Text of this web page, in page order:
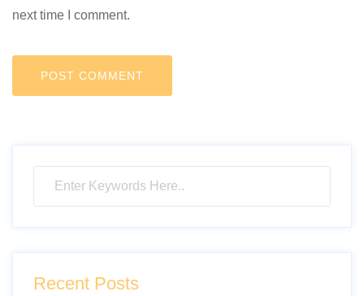
next time I comment.
Recent Posts